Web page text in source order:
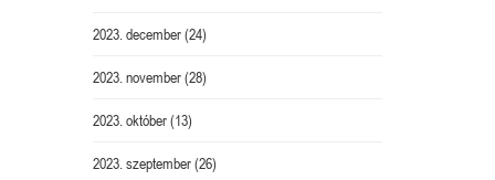
2023. december(24)
2023. november(28)
2023. október(13)
2023. szeptember(26)